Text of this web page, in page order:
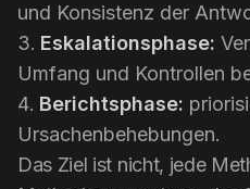
und Konsistenz der
Eskalationsphase:
Umfang und Kontrollen
Berichtsphase:
Ursachenbehebungen.
Das Ziel ist nicht, jede